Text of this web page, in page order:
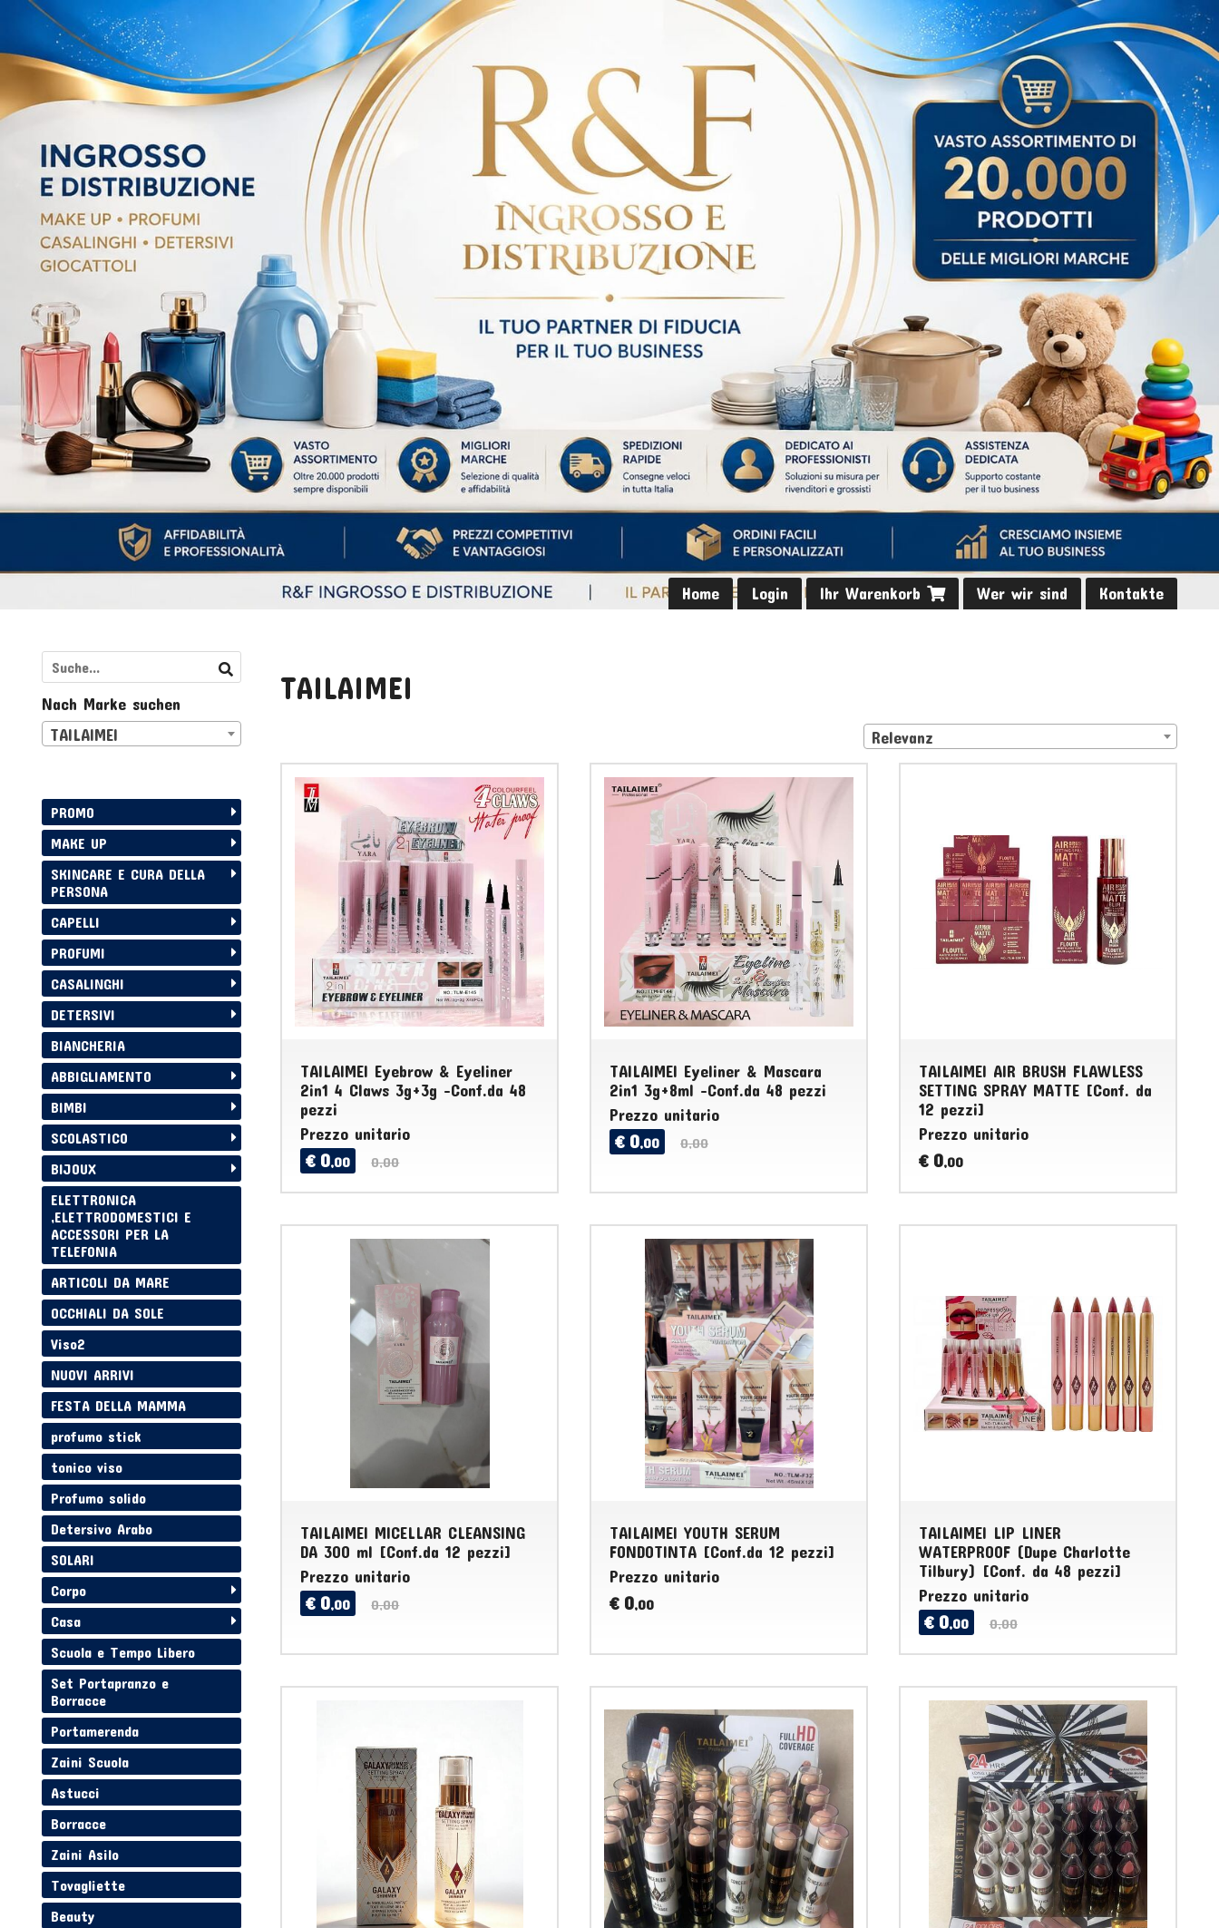
Home Login Ihr Warenkorb Wer wir sind Kontakte
TAILAIMEI
Relevanz
TAILAIMEI Eyebrow & Eyeliner
2in1 4 Claws 3g+3g -Conf.da 48
pezzi
Prezzo unitario
€ 0,00 0,00
TAILAIMEI Eyeliner & Mascara
2in1 3g+8ml -Conf.da 48 pezzi
Prezzo unitario
€ 0,00 0,00
TAILAIMEI AIR BRUSH FLAWLESS
SETTING SPRAY MATTE [Conf. da
12 pezzi]
Prezzo unitario
€ 0,00
TAILAIMEI MICELLAR CLEANSING
DA 300 ml [Conf.da 12 pezzi]
Prezzo unitario
€ 0,00 0,00
TAILAIMEI YOUTH SERUM
FONDOTINTA [Conf.da 12 pezzi]
Prezzo unitario
€ 0,00
TAILAIMEI LIP LINER
WATERPROOF (Dupe Charlotte
Tilbury) [Conf. da 48 pezzi]
Prezzo unitario
€ 0,00 0,00
Nach Marke suchen
TAILAIMEI
PROMO
MAKE UP
SKINCARE E CURA DELLA
PERSONA
CAPELLI
PROFUMI
CASALINGHI
DETERSIVI
BIANCHERIA
ABBIGLIAMENTO
BIMBI
SCOLASTICO
BIJOUX
ELETTRONICA
,ELETTRODOMESTICI E
ACCESSORI PER LA
TELEFONIA
ARTICOLI DA MARE
OCCHIALI DA SOLE
Viso2
NUOVI ARRIVI
FESTA DELLA MAMMA
profumo stick
tonico viso
Profumo solido
Detersivo Arabo
SOLARI
Corpo
Casa
Scuola e Tempo Libero
Set Portapranzo e
Borracce
Portamerenda
Zaini Scuola
Astucci
Borracce
Zaini Asilo
Tovagliette
Beauty